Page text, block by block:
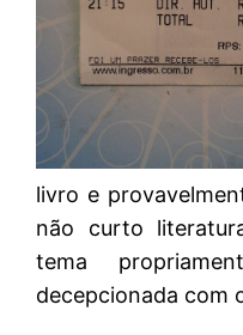
livro e
não curto
tema
decepcionada com